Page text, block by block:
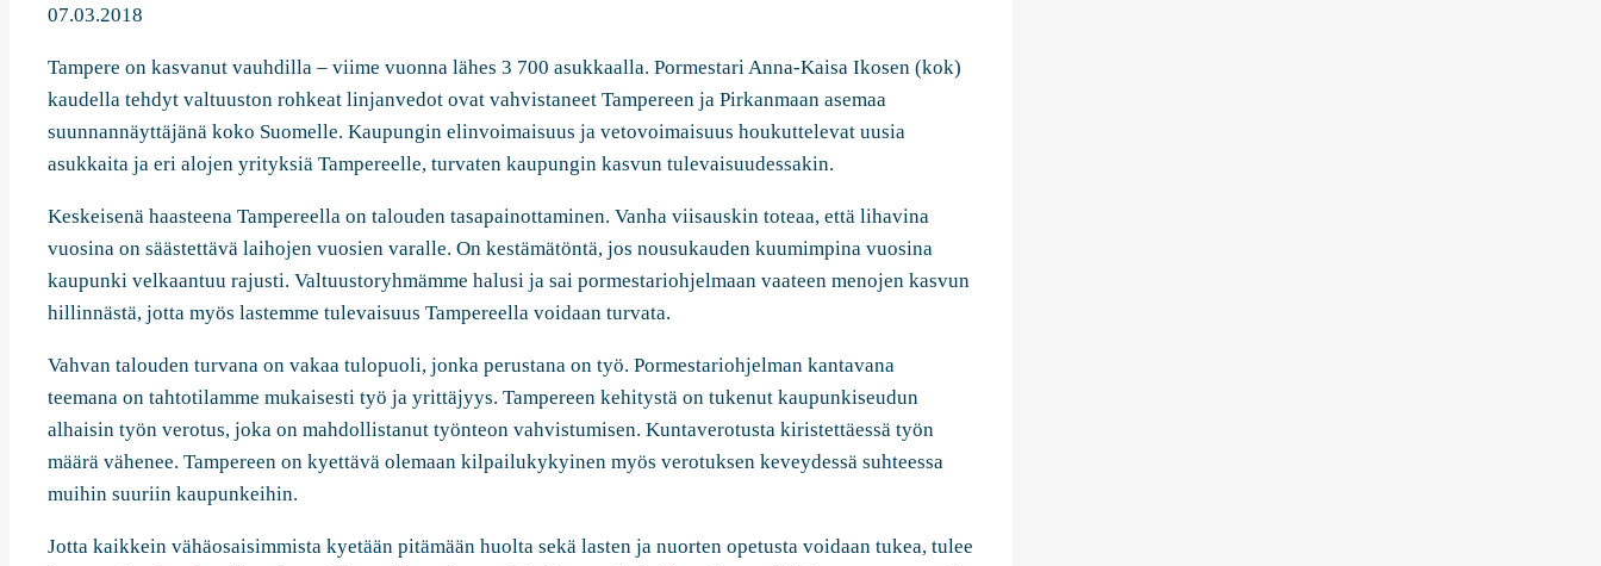
07.03.2018
Tampere on kasvanut vauhdilla – viime vuonna lähes 3 700 asukkaalla. Pormestari Anna-Kaisa Ikosen (kok)
kaudella tehdyt valtuuston rohkeat linjanvedot ovat vahvistaneet Tampereen ja Pirkanmaan asemaa
suunnannäyttäjänä koko Suomelle. Kaupungin elinvoimaisuus ja vetovoimaisuus houkuttelevat uusia
asukkaita ja eri alojen yrityksiä Tampereelle, turvaten kaupungin kasvun tulevaisuudessakin.
Keskeisenä haasteena Tampereella on talouden tasapainottaminen. Vanha viisauskin toteaa, että lihavina
vuosina on säästettävä laihojen vuosien varalle. On kestämätöntä, jos nousukauden kuumimpina vuosina
kaupunki velkaantuu rajusti. Valtuustoryhmämme halusi ja sai pormestariohjelmaan vaateen menojen kasvun
hillinnästä, jotta myös lastemme tulevaisuus Tampereella voidaan turvata.
Vahvan talouden turvana on vakaa tulopuoli, jonka perustana on työ. Pormestariohjelman kantavana
teemana on tahtotilamme mukaisesti työ ja yrittäjyys. Tampereen kehitystä on tukenut kaupunkiseudun
alhaisin työn verotus, joka on mahdollistanut työnteon vahvistumisen. Kuntaverotusta kiristettäessä työn
määrä vähenee. Tampereen on kyettävä olemaan kilpailukykyinen myös verotuksen keveydessä suhteessa
muihin suuriin kaupunkeihin.
Jotta kaikkein vähäosaisimmista kyetään pitämään huolta sekä lasten ja nuorten opetusta voidaan tukea, tulee